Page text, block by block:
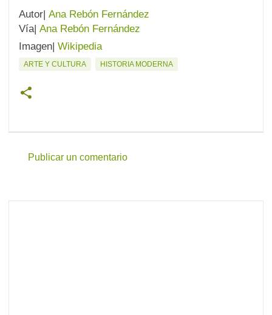
Autor| Ana Rebón Fernández
Vía| Ana Rebón Fernández
Imagen| Wikipedia
ARTE Y CULTURA HISTORIA MODERNA
Publicar un comentario